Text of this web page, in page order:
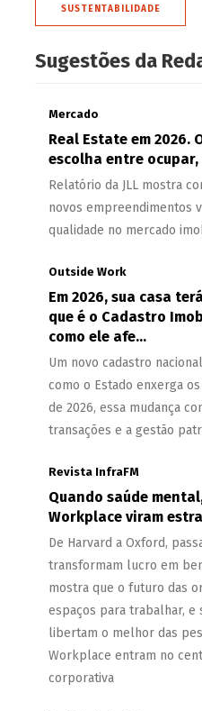
SUSTENTABILIDADE
Sugestões da
Mercado
Real Estate em 2026.
escolha entre
Relatório da JLL mostra
novos empreendimentos
qualidade no mercado
Outside Work
Em 2026, sua casa
que é o Cadastro
como ele afe...
Um novo cadastro
como o Estado enxerga
de 2026, essa mudança
transações e a gestão
Revista InfraFM
Quando saúde
Workplace viram
De Harvard a Oxford,
transformam lucro em
mostra que o futuro das
espaços para trabalhar, e
libertam o melhor das
Workplace entram no
corporativa